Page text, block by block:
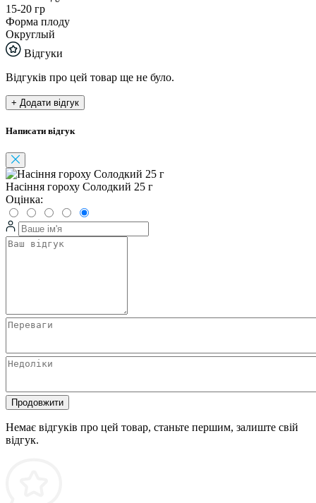
15-20 гр
Форма плоду
Округлый
Відгуки
Відгуків про цей товар ще не було.
+ Додати відгук
Написати відгук
Насіння гороху Солодкий 25 г
Оцінка:
Продовжити
Немає відгуків про цей товар, станьте першим, залиште свій
відгук.